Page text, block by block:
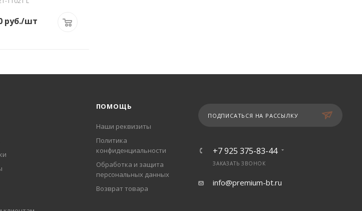
руб./шт
ПОМОЩЬ
Наши реквизиты
Политика
конфиденциальности
Обработка и защита
персональных данных
Возврат товара
ПОДПИСАТЬСЯ НА РАССЫЛКУ
+7 925 375-83-44
ЗАКАЗАТЬ ЗВОНОК
info@premium-bt.ru